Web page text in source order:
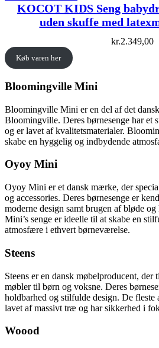
KOCOT KIDS Seng
uden skuffe med
kr.2.349,00
Køb varen her
Bloomingville Mini
Bloomingville Mini er en del af det
Bloomingville. Deres børnesenge har et
og er lavet af kvalitetsmaterialer.
skabe en hyggelig og indbydende
Oyoy Mini
Oyoy Mini er et dansk mærke, der
og accessories. Deres børnesenge er
moderne design samt brugen af bløde
Mini’s senge er ideelle til at skabe en
atmosfære i ethvert børneværelse.
Steens
Steens er en dansk møbelproducent,
møbler til børn og voksne. Deres
holdbarhed og stilfulde design. De fleste
lavet af massivt træ og har sikkerhed i
Woood